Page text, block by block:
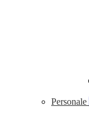
Personale